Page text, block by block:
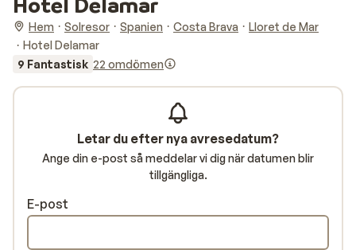
Hem Solresor Spanien Costa Brava
Lloret de Mar
Hotel Delamar
9 Fantastisk 22 omdömen
Letar du efter nya avresedatum?
Ange din e-post så meddelar vi dig när datumen blir
tillgängliga.
E-post